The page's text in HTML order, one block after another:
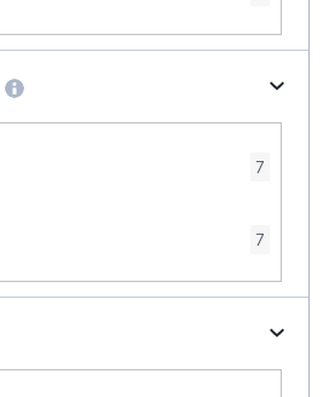
7
7